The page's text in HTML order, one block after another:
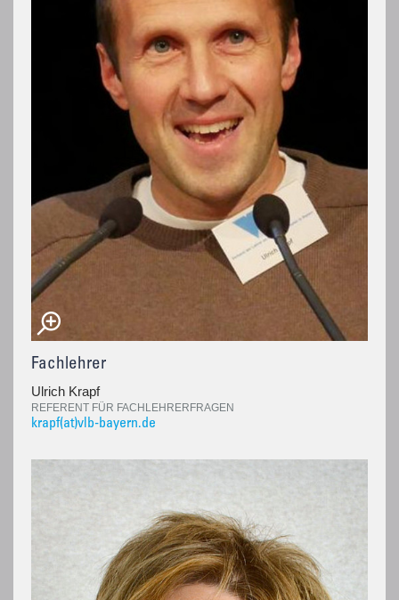
Fachlehrer
Ulrich Krapf
REFERENT FÜR FACHLEHRERFRAGEN
krapf(at)vlb-bayern.de